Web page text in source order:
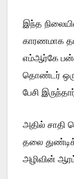
இந்த
காரணமாக
எம்ஆர்கே
தொண்டர்
பேசி
அதில் சாதி
தலை
அழிவின்